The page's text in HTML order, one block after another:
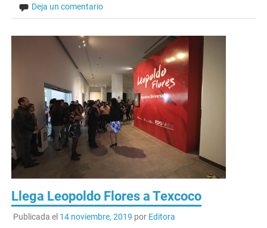
Deja un comentario
Llega Leopoldo Flores a Texcoco
Publicada el 14 noviembre, 2019 por Editora